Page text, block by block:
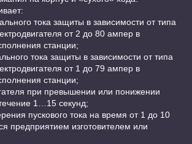
тока защиты в зависимости от типа
от 2 до 80 ампер в
станции;
тока защиты в зависимости от типа
от 1 до 79 ампер в
станции;
при превышении или понижении
1…15 секунд;
пускового тока на время от 1 до 10
предприятием изготовителем или